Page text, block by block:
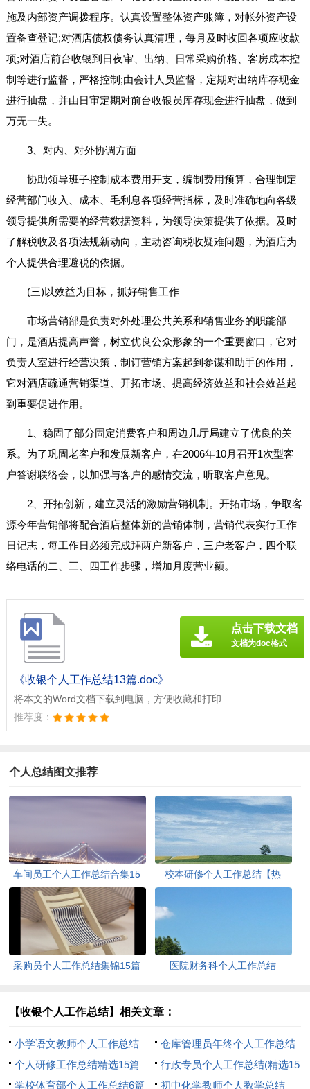
施及内部资产调拨程序。认真设置整体资产账簿，对帐外资产设
置备查登记;对酒店债权债务认真清理，每月及时收回各项应收款
项;对酒店前台收银到日夜审、出纳、日常采购价格、客房成本控
制等进行监督，严格控制;由会计人员监督，定期对出纳库存现金
进行抽盘，并由日审定期对前台收银员库存现金进行抽盘，做到
万无一失。
3、对内、对外协调方面
协助领导班子控制成本费用开支，编制费用预算，合理制定
经营部门收入、成本、毛利息各项经营指标，及时准确地向各级
领导提供所需要的经营数据资料，为领导决策提供了依据。及时
了解税收及各项法规新动向，主动咨询税收疑难问题，为酒店为
个人提供合理避税的依据。
(三)以效益为目标，抓好销售工作
市场营销部是负责对外处理公共关系和销售业务的职能部
门，是酒店提高声誉，树立优良公众形象的一个重要窗口，它对
负责人室进行经营决策，制订营销方案起到参谋和助手的作用，
它对酒店疏通营销渠道、开拓市场、提高经济效益和社会效益起
到重要促进作用。
1、稳固了部分固定消费客户和周边几厅局建立了优良的关
系。为了巩固老客户和发展新客户，在2006年10月召开1次型客
户答谢联络会，以加强与客户的感情交流，听取客户意见。
2、开拓创新，建立灵活的激励营销机制。开拓市场，争取客
源今年营销部将配合酒店整体新的营销体制，营销代表实行工作
日记志，每工作日必须完成拜两户新客户，三户老客户，四个联
络电话的二、三、四工作步骤，增加月度营业额。
《收银个人工作总结13篇.doc》
将本文的Word文档下载到电脑，方便收藏和打印
推荐度：
点击下载文档
文档为doc格式
个人总结图文推荐
车间员工个人工作总结合集15
篇
校本研修个人工作总结【热
采购员个人工作总结集锦15篇 医院财务科个人工作总结
【收银个人工作总结】相关文章：
小学语文教师个人工作总结
【热门】
仓库管理员年终个人工作总结
(9篇)
个人研修工作总结精选15篇
行政专员个人工作总结(精选15
篇)
学校体育部个人工作总结6篇
初中化学教师个人教学总结